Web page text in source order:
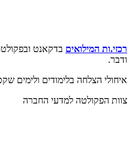
רכזי.ות המילואים בדקאנט
ודבר.
איחולי הצלחה בלימודים ולימים
צוות הפקולטה למדעי החברה